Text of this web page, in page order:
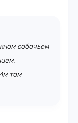
собачьем
там